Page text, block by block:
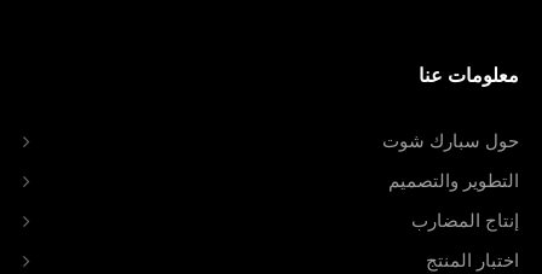
معلومات عنا
حول سبارك شوت
التطوير والتصميم
إنتاج المضارب
اختبار المنتج